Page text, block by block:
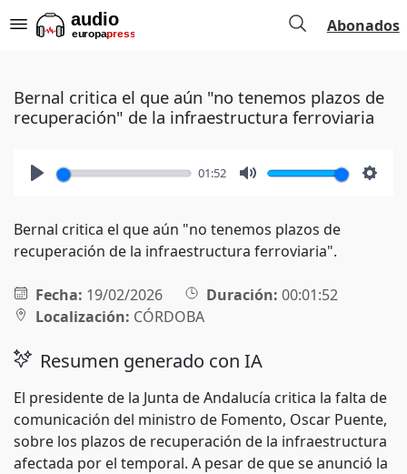
Abonados
Bernal critica el que aún "no tenemos plazos de
recuperación" de la infraestructura ferroviaria
01:52
Bernal critica el que aún "no tenemos plazos de
recuperación de la infraestructura ferroviaria".
Fecha: 19/02/2026 Duración: 00:01:52
Localización: CÓRDOBA
Resumen generado con IA
El presidente de la Junta de Andalucía critica la falta de
comunicación del ministro de Fomento, Oscar Puente,
sobre los plazos de recuperación de la infraestructura
afectada por el temporal. A pesar de que se anunció la